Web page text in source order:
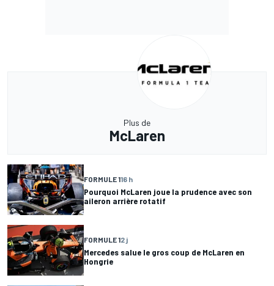
Plus de
McLaren
FORMULE 116 h
Pourquoi McLaren joue la prudence avec son
aileron arrière rotatif
FORMULE 12 j
Mercedes salue le gros coup de McLaren en
Hongrie